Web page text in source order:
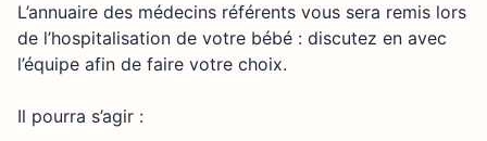
L’annuaire des médecins référents vous sera remis lors
de l’hospitalisation de votre bébé : discutez en avec
l’équipe afin de faire votre choix.
Il pourra s’agir :